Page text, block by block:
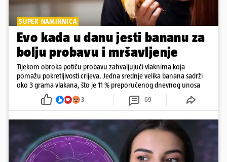
SUPER NAMIRNICA
Evo kada u danu jesti bananu za
bolju probavu i mršavljenje
Tijekom obroka potiču probavu zahvaljujući vlaknima koja
pomažu pokretljivosti crijeva. Jedna srednje velika banana sadrži
oko 3 grama vlakana, što je 11 % preporučenog dnevnog unosa
3 69